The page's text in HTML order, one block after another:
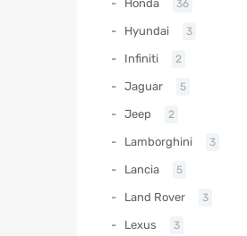
Honda 36
Hyundai 3
Infiniti 2
Jaguar 5
Jeep 2
Lamborghini 3
Lancia 5
Land Rover 3
Lexus 3